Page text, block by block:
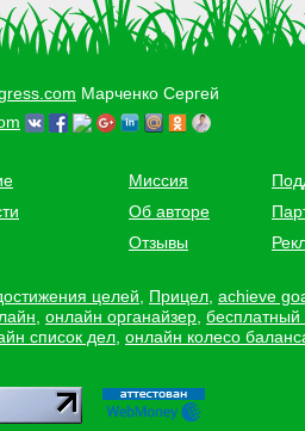
Марченко Сергей
Миссия
Об авторе
Отзывы
целей Прицел achieve
онлайн органайзер
список дел онлайн колесо